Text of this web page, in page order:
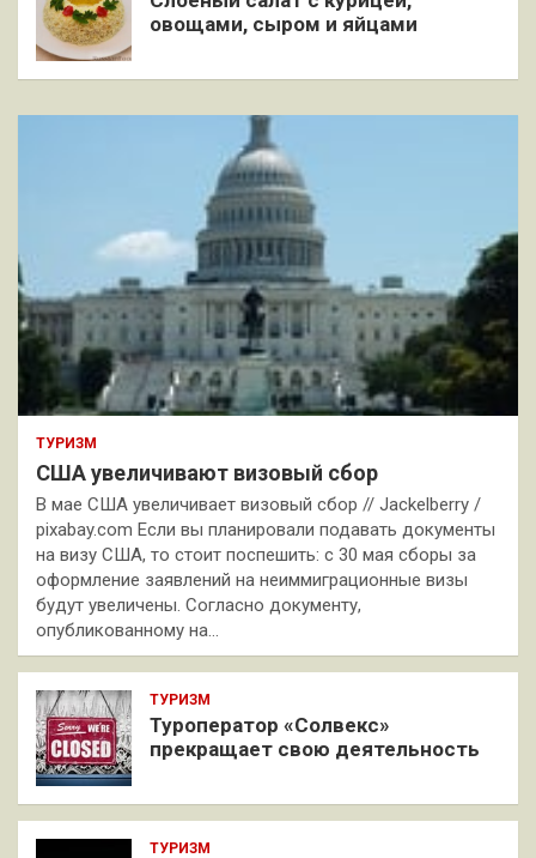
овощами, сыром и яйцами
ТУРИЗМ
США увеличивают визовый сбор
В мае США увеличивает визовый сбор // Jackelberry /
pixabay.com Если вы планировали подавать документы
на визу США, то стоит поспешить: с 30 мая сборы за
оформление заявлений на неиммиграционные визы
будут увеличены. Согласно документу,
опубликованному на…
ТУРИЗМ
Туроператор «Солвекс»
прекращает свою деятельность
ТУРИЗМ